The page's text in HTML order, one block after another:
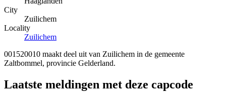
City
Zuilichem
Locality
Zuilichem
001520010 maakt deel uit van Zuilichem in de gemeente
Zaltbommel, provincie Gelderland.
Laatste meldingen met deze capcode